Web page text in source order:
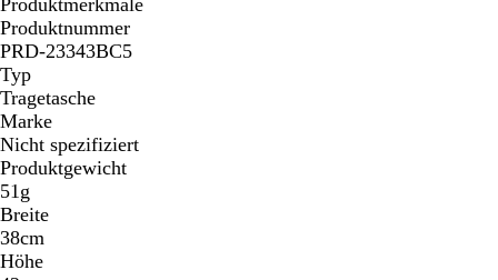
Produktmerkmale
Produktnummer
PRD-23343BC5
Typ
Tragetasche
Marke
Nicht spezifiziert
Produktgewicht
51g
Breite
38cm
Höhe